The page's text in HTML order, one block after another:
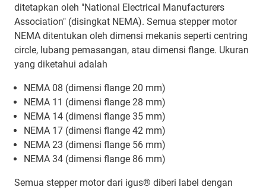
ditetapkan oleh "National Electrical Manufacturers
Association" (disingkat NEMA). Semua stepper motor
NEMA ditentukan oleh dimensi mekanis seperti centring
circle, lubang pemasangan, atau dimensi flange. Ukuran
yang diketahui adalah
NEMA 08 (dimensi flange 20 mm)
NEMA 11 (dimensi flange 28 mm)
NEMA 14 (dimensi flange 35 mm)
NEMA 17 (dimensi flange 42 mm)
NEMA 23 (dimensi flange 56 mm)
NEMA 34 (dimensi flange 86 mm)
Semua stepper motor dari igus® diberi label dengan